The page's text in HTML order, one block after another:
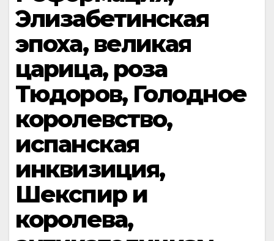
Элизабетинская
эпоха, великая
царица, роза
Тюдоров, Голодное
королевство,
испанская
инквизиция,
Шекспир и
королева,